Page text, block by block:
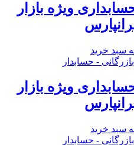
ویژه بازار
سبد خرید
ویژه بازار
سبد خرید